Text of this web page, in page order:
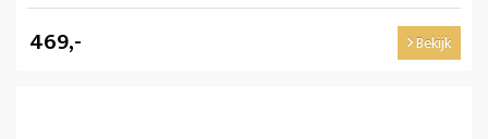
469,- Bekijk